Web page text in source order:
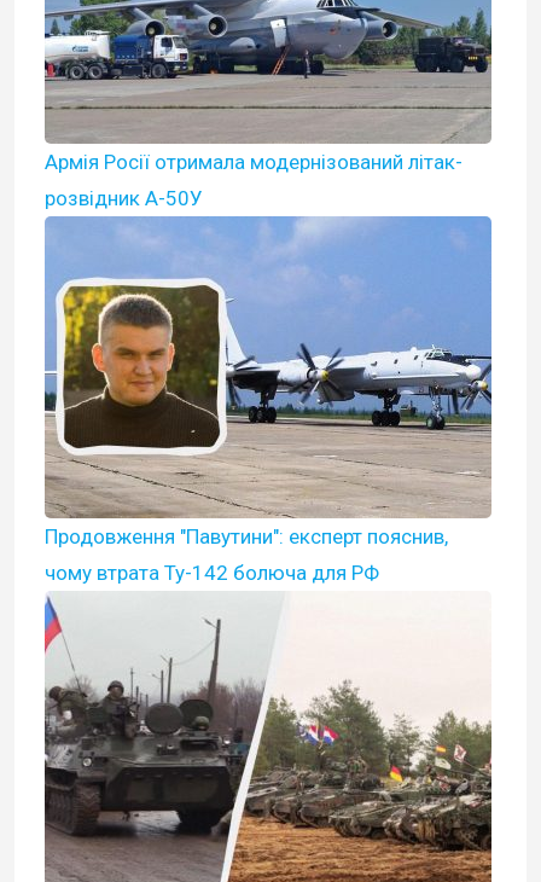
Армія Росії отримала модернізований літак-
розвідник А-50У
Продовження "Павутини": експерт пояснив,
чому втрата Ту-142 болюча для РФ